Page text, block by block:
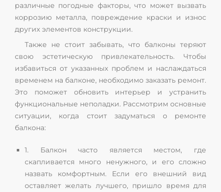
различные погодные факторы, что может вызвать
коррозию металла, повреждение краски и износ
других элементов конструкции.
Также не стоит забывать, что балконы теряют
свою эстетическую привлекательность. Чтобы
избавиться от указанных проблем и наслаждаться
временем на балконе, необходимо заказать ремонт.
Это поможет обновить интерьер и устранить
функциональные неполадки. Рассмотрим основные
ситуации, когда стоит задуматься о ремонте
балкона:
1. Балкон часто является местом, где
скапливается много ненужного, и его сложно
назвать комфортным. Если его внешний вид
оставляет желать лучшего, пришло время для